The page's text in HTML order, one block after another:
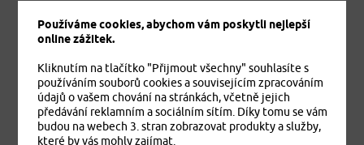
Cestovní pojištění
Úrazové pojištění
Dětské úrazové pojištění MEDVÍDEK
Základní zdravotní pojištění cizinců
Komplexní zdravotní pojištění cizinců Plus
Používáme cookies, abychom vám poskytli nejlepší
online zážitek.
Kliknutím na tlačítko "Přijmout všechny" souhlasíte s
používáním souborů cookies a souvisejícím zpracováním
údajů o vašem chování na stránkách, včetně jejich
předávání reklamním a sociálním sítím. Díky tomu se vám
budou na webech 3. stran zobrazovat produkty a služby,
které by vás mohly zajímat.